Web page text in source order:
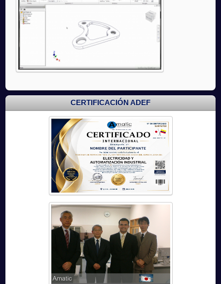
CERTIFICACIÓN ADEF